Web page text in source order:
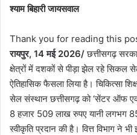
श्याम बिहारी जायसवाल
Thank you for reading this
रायपुर, 14 मई 2026/छत्तीसगढ़
क्षेत्रों में दशकों से पीड़ा झेल रहे सिकल
ऐतिहासिक फैसला लिया है। चिकित्सा
सेल संस्थान छत्तीसगढ़ को ‘सेंटर ऑफ
8 हजार 509 लाख रुपए यानी लगभग
स्वीकृति प्रदान की है। वित्त विभाग ने